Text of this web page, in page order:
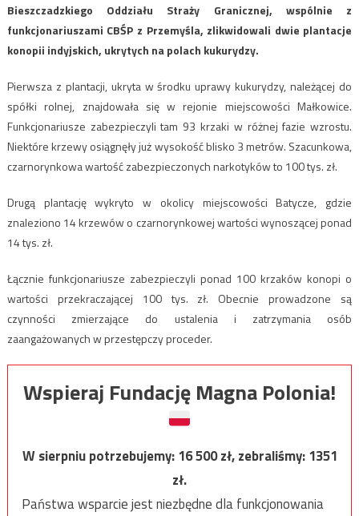
Bieszczadzkiego Oddziału Straży Granicznej, wspólnie z
funkcjonariuszami CBŚP z Przemyśla, zlikwidowali dwie plantacje
konopii indyjskich, ukrytych na polach kukurydzy.
Pierwsza z plantacji, ukryta w środku uprawy kukurydzy, należącej do
spółki rolnej, znajdowała się w rejonie miejscowości Małkowice.
Funkcjonariusze zabezpieczyli tam 93 krzaki w różnej fazie wzrostu.
Niektóre krzewy osiągnęły już wysokość blisko 3 metrów. Szacunkowa,
czarnorynkowa wartość zabezpieczonych narkotyków to 100 tys. zł.
Drugą plantację wykryto w okolicy miejscowości Batycze, gdzie
znaleziono 14 krzewów o czarnorynkowej wartości wynoszącej ponad
14 tys. zł.
Łącznie funkcjonariusze zabezpieczyli ponad 100 krzaków konopi o
wartości przekraczającej 100 tys. zł. Obecnie prowadzone są
czynności zmierzające do ustalenia i zatrzymania osób
zaangażowanych w przestępczy proceder.
Wspieraj Fundację Magna Polonia!
W sierpniu potrzebujemy:16 500zł, zebraliśmy:1351
zł.
Państwa wsparcie jest niezbędne dla funkcjonowania